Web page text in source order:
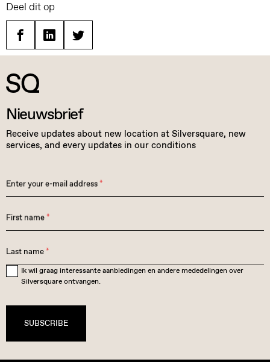
Deel dit op
FacebookLinkedinTwitter
Nieuwsbrief
Receive updates about new location at Silversquare, new
services, and every updates in our conditions
Enter your e-mail address*
First name*
Last name*
Ik wil graag interessante aanbiedingen en andere mededelingen over
Silversquare ontvangen.
SUBSCRIBE